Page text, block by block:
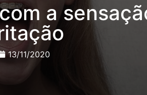
a
13/11/2020